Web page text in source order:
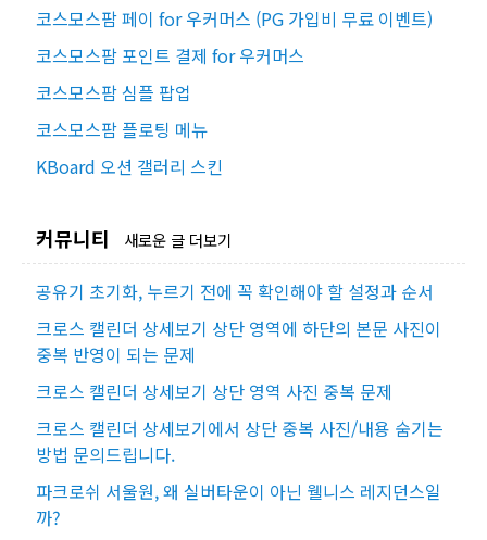
코스모스팜 페이 for 우커머스 (PG 가입비 무료 이벤트)
코스모스팜 포인트 결제 for 우커머스
코스모스팜 심플 팝업
코스모스팜 플로팅 메뉴
KBoard 오션 갤러리 스킨
커뮤니티 새로운 글 더보기
공유기 초기화, 누르기 전에 꼭 확인해야 할 설정과 순서
크로스 캘린더 상세보기 상단 영역에 하단의 본문 사진이
중복 반영이 되는 문제
크로스 캘린더 상세보기 상단 영역 사진 중복 문제
크로스 캘린더 상세보기에서 상단 중복 사진/내용 숨기는
방법 문의드립니다.
파크로쉬 서울원, 왜 실버타운이 아닌 웰니스 레지던스일
까?